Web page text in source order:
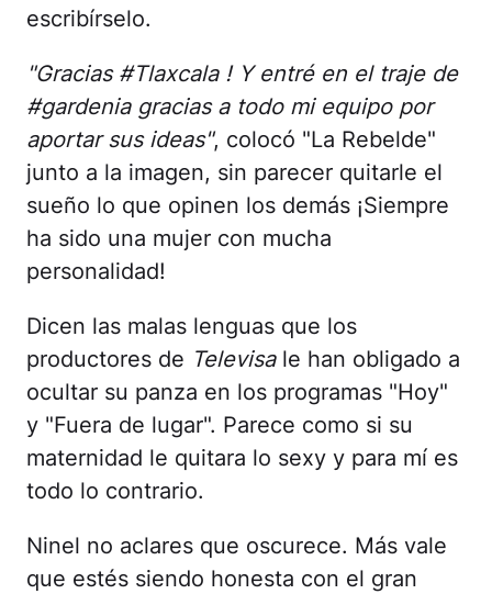
escribírselo.
"Gracias #Tlaxcala ! Y entré en el traje de
#gardenia gracias a todo mi equipo por
aportar sus ideas", colocó "La Rebelde"
junto a la imagen, sin parecer quitarle el
sueño lo que opinen los demás ¡Siempre
ha sido una mujer con mucha
personalidad!
Dicen las malas lenguas que los
productores de Televisale han obligado a
ocultar su panza en los programas "Hoy"
y "Fuera de lugar". Parece como si su
maternidad le quitara lo sexy y para mí es
todo lo contrario.
Ninel no aclares que oscurece. Más vale
que estés siendo honesta con el gran